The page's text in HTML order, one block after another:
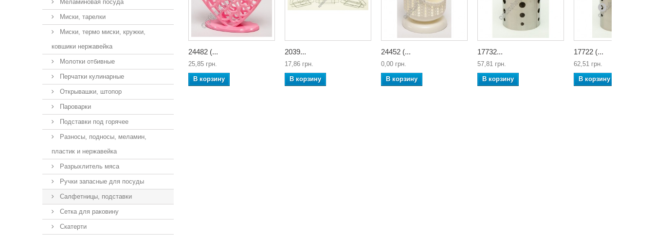
Меламиновая посуда
Миски, тарелки
Миски, термо миски, кружки,
ковшики нержавейка
Молотки отбивные
Перчатки кулинарные
Открывашки, штопор
Пароварки
Подставки под горячее
Разносы, подносы, меламин,
пластик и нержавейка
Разрыхлитель мяса
Ручки запасные для посуды
Салфетницы, подставки
Сетка для раковину
Скатерти
24482 (...
25,85 грн.
В корзину
2039...
17,86 грн.
В корзину
24452 (...
0,00 грн.
В корзину
17732...
57,81 грн.
В корзину
17722 (...
62,51 грн.
В корзину